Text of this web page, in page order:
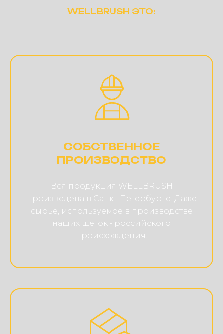
WELLBRUSH ЭТО:
СОБСТВЕННОЕ
ПРОИЗВОДСТВО
Вся продукция WELLBRUSH
произведена в Санкт-Петербурге. Даже
сырье, используемое в производстве
наших щеток - российского
происхождения.